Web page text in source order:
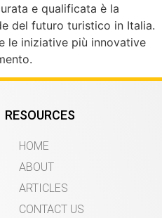
e qualificata è la
del futuro turistico in Italia.
le iniziative più innovative
RESOURCES
HOME
ABOUT
ARTICLES
CONTACT US